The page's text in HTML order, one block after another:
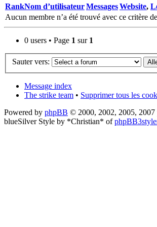
RankNom d’utilisateurMessagesWebsite,
Aucun membre n’a été trouvé avec ce critère
0 users • Page 1 sur 1
Sauter vers:
Message index
The strike team • Supprimer tous les
Powered by phpBB © 2000, 2002, 2005,
blueSilver Style by *Christian* of